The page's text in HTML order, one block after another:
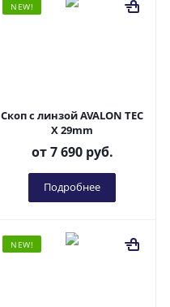
NEW!
Скоп с линзой AVALON TEC
X 29mm
от7 690 руб.
Подробнее
NEW!